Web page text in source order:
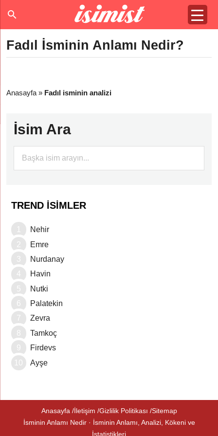
Fadıl İsminin Anlamı Nedir?
Anasayfa » Fadıl isminin analizi
İsim Ara
TREND İSIMLER
Nehir
Emre
Nurdanay
Havin
Nutki
Palatekin
Zevra
Tamkoç
Firdevs
Ayşe
Anasayfa İletişim Gizlilik Politikası Sitemap
İsminin Anlamı Nedir · İsminin Anlamı, Analizi, Kökeni ve
İstatistikleri